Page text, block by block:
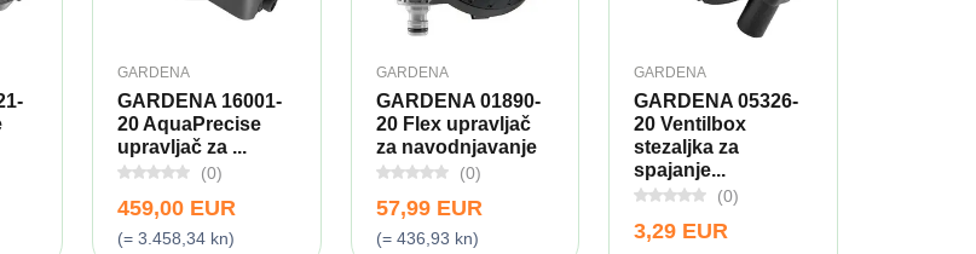
GARDENA
GARDENA 16001-
20 AquaPrecise
upravljač za ...
(0)
459,00 EUR
(= 3.458,34 kn)
GARDENA
GARDENA 01890-
20 Flex upravljač
za navodnjavanje
(0)
57,99 EUR
(= 436,93 kn)
GARDENA
GARDENA 05326-
20 Ventilbox
stezaljka za
spajanje...
(0)
3,29 EUR